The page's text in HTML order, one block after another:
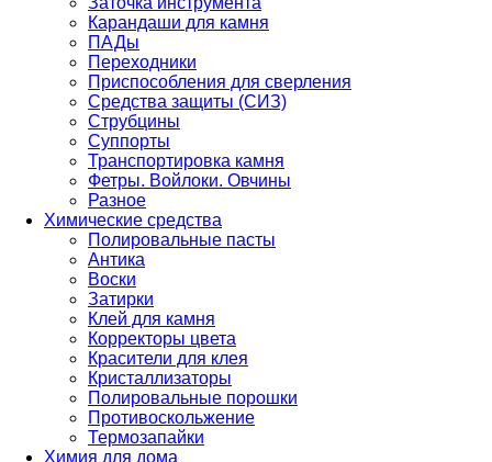
Карандаши для камня
ПАДы
Переходники
Приспособления для сверления
Средства защиты (СИЗ)
Струбцины
Суппорты
Транспортировка камня
Фетры. Войлоки. Овчины
Разное
Химические средства
Полировальные пасты
Антика
Воски
Затирки
Клей для камня
Корректоры цвета
Красители для клея
Кристаллизаторы
Полировальные порошки
Противоскольжение
Термозапайки
Химия для дома